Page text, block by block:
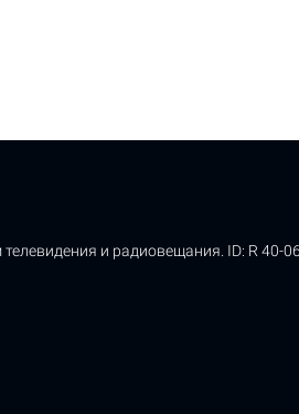
и радиовещания. ID: R 40-